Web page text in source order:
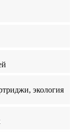
экология